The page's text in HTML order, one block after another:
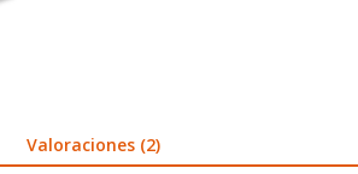
Valoraciones (2)